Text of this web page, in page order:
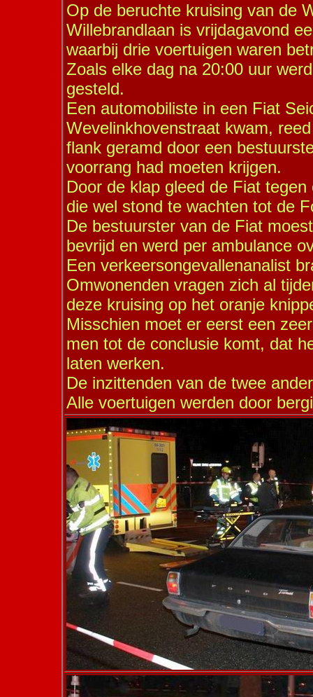
Op de beruchte kruising van de
Willebrandlaan is vrijdagavond
waarbij drie voertuigen waren
Zoals elke dag na 20:00 uur
gesteld.
Een automobiliste in een Fiat
Wevelinkhovenstraat kwam,
flank geramd door een
voorrang had moeten krijgen.
Door de klap gleed de Fiat
die wel stond te wachten tot de
De bestuurster van de Fiat
bevrijd en werd per ambulance
Een verkeersongevallenanalist
Omwonenden vragen zich al
deze kruising op het oranje
Misschien moet er eerst een
men tot de conclusie komt, dat
laten werken.
De inzittenden van de twee
Alle voertuigen werden door